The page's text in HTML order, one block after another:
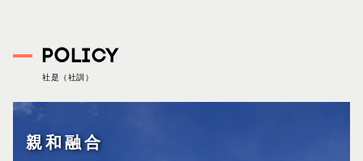
POLICY
社是（社訓）
親和融合